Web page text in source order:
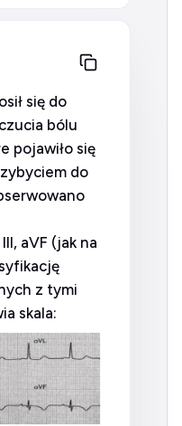
się do
bólu
pojawiło się
do
aVF (jak na
z tymi
skala: